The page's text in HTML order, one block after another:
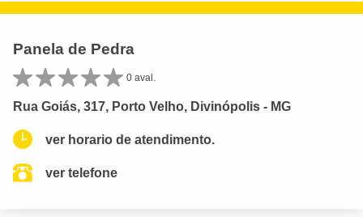
Panela de Pedra
0 aval.
Rua Goiás, 317, Porto Velho, Divinópolis - MG
ver horario de atendimento.
ver telefone